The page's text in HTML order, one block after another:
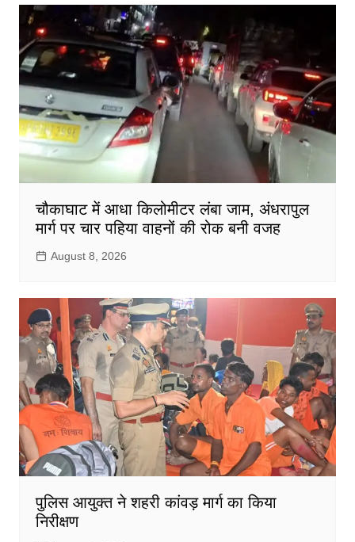
चौकाघाट में आधा किलोमीटर लंबा जाम, अंधरापुल
मार्ग पर चार पहिया वाहनों की रोक बनी वजह
August 8, 2026
पुलिस आयुक्त ने शहरी कांवड़ मार्ग का किया
निरीक्षण